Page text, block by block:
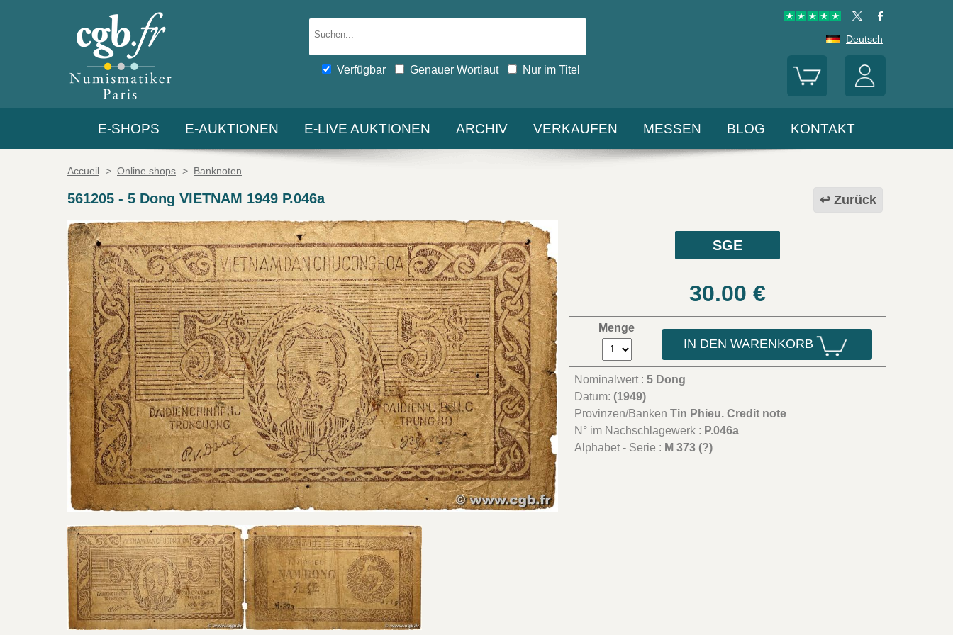
Verfügbar Genauer Wortlaut Nur im Titel
Deutsch
E-SHOPS E-AUKTIONEN E-LIVE AUKTIONEN ARCHIV VERKAUFEN MESSEN BLOG KONTAKT
Accueil > Online shops > Banknoten
Zurück
561205 - 5 Dong VIETNAM 1949 P.046a
SGE
30.00 €
Menge
IN DEN WARENKORB
Nominalwert :5 Dong
Datum: (1949)
Provinzen/BankenTin Phieu. Credit note
N° im Nachschlagewerk : P.046a
Alphabet - Serie : M 373 (?)